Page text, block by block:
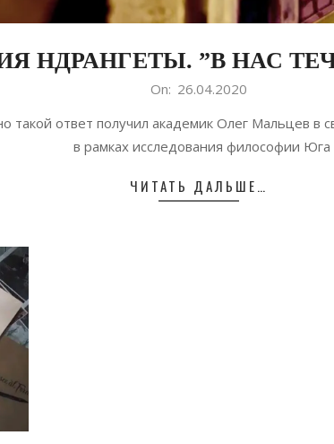
НДРАНГЕТЫ. ”В НАС
On: 26.04.2020
такой ответ получил академик Олег Мальцев в
в рамках исследования философии Юга
ЧИТАТЬ ДАЛЬШЕ…